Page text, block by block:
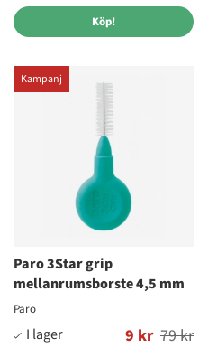
Köp!
Kampanj
Paro 3Star grip
mellanrumsborste 4,5 mm
Paro
9 kr
Ordinarie pris: 79 kr